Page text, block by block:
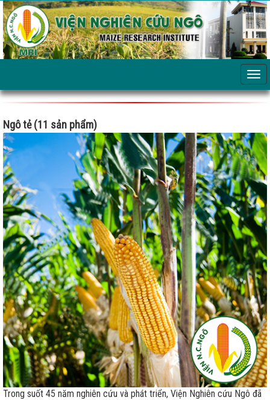
Ngô tẻ (11 sản phẩm)
Trong suốt 45 năm nghiên cứu và phát triển, Viện Nghiên cứu Ngô đã